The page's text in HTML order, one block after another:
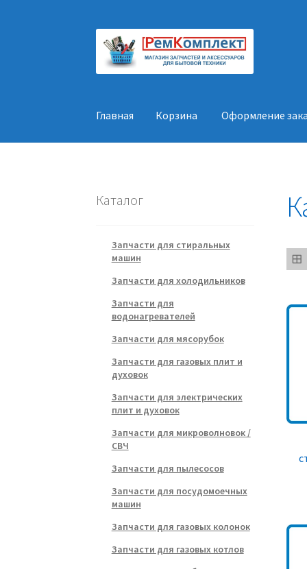
Перейти
навигации
Перейти
содержимому
Главная Корзина Оформление
Каталог
Запчасти для стиральных
машин
Запчасти для холодильников
Запчасти для
водонагревателей
Запчасти для мясорубок
Запчасти для газовых плит и
духовок
Запчасти для электрических
плит и духовок
Запчасти для микроволновок /
СВЧ
Запчасти для пылесосов
Запчасти для посудомоечных
машин
Запчасти для газовых колонок
Запчасти для газовых котлов